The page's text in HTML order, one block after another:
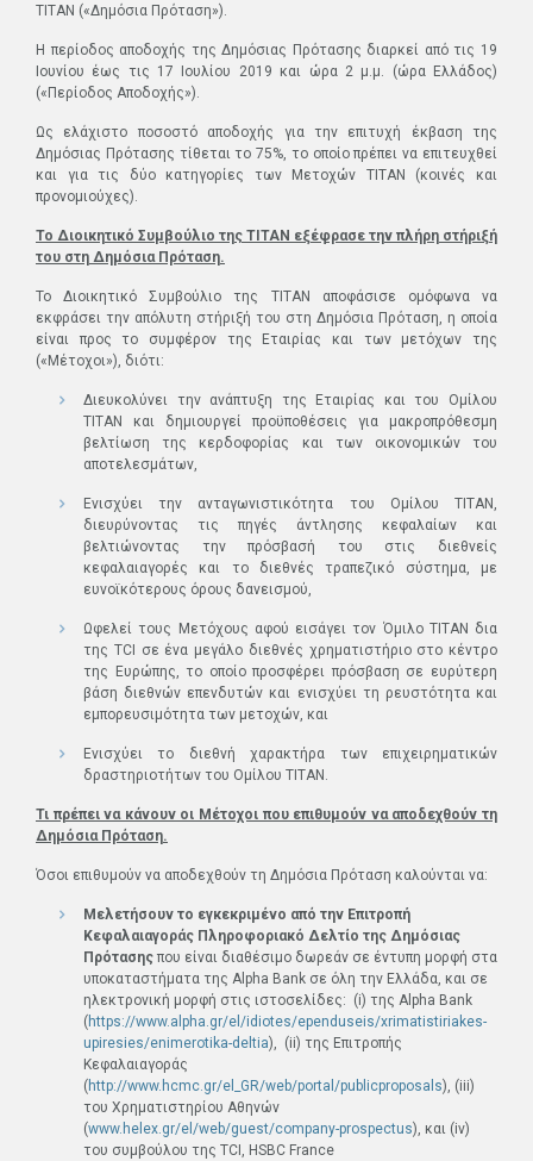
ΤΙΤΑΝ («Δημόσια Πρόταση»).
Η περίοδος αποδοχής της Δημόσιας Πρότασης διαρκεί από τις 19
Ιουνίου έως τις 17 Ιουλίου 2019 και ώρα 2 μ.μ. (ώρα Ελλάδος)
(«Περίοδος Αποδοχής»).
Ως ελάχιστο ποσοστό αποδοχής για την επιτυχή έκβαση της
Δημόσιας Πρότασης τίθεται το 75%, το οποίο πρέπει να επιτευχθεί
και για τις δύο κατηγορίες των Μετοχών ΤΙΤΑΝ (κοινές και
προνομιούχες).
Το Διοικητικό Συμβούλιο της ΤΙΤΑΝ εξέφρασε την πλήρη στήριξή
του στη Δημόσια Πρόταση.
Το Διοικητικό Συμβούλιο της ΤΙΤΑΝ αποφάσισε ομόφωνα να
εκφράσει την απόλυτη στήριξή του στη Δημόσια Πρόταση, η οποία
είναι προς το συμφέρον της Εταιρίας και των μετόχων της
(«Μέτοχοι»), διότι:
Διευκολύνει την ανάπτυξη της Εταιρίας και του Ομίλου
ΤΙΤΑΝ και δημιουργεί προϋποθέσεις για μακροπρόθεσμη
βελτίωση της κερδοφορίας και των οικονομικών του
αποτελεσμάτων,
Ενισχύει την ανταγωνιστικότητα του Ομίλου ΤΙΤΑΝ,
διευρύνοντας τις πηγές άντλησης κεφαλαίων και
βελτιώνοντας την πρόσβασή του στις διεθνείς
κεφαλαιαγορές και το διεθνές τραπεζικό σύστημα, με
ευνοϊκότερους όρους δανεισμού,
Ωφελεί τους Μετόχους αφού εισάγει τον Όμιλο ΤΙΤΑΝ δια
της TCI σε ένα μεγάλο διεθνές χρηματιστήριο στο κέντρο
της Ευρώπης, το οποίο προσφέρει πρόσβαση σε ευρύτερη
βάση διεθνών επενδυτών και ενισχύει τη ρευστότητα και
εμπορευσιμότητα των μετοχών, και
Ενισχύει το διεθνή χαρακτήρα των επιχειρηματικών
δραστηριοτήτων του Ομίλου ΤΙΤΑΝ.
Τι πρέπει να κάνουν οι Μέτοχοι που επιθυμούν να αποδεχθούν τη
Δημόσια Πρόταση.
Όσοι επιθυμούν να αποδεχθούν τη Δημόσια Πρόταση καλούνται να:
Μελετήσουν το εγκεκριμένο από την Επιτροπή
Κεφαλαιαγοράς Πληροφοριακό Δελτίο της Δημόσιας
Πρότασης που είναι διαθέσιμο δωρεάν σε έντυπη μορφή στα
υποκαταστήματα της Alpha Bank σε όλη την Ελλάδα, και σε
ηλεκτρονική μορφή στις ιστοσελίδες: (i) της Αlpha Bank
(https://www.alpha.gr/el/idiotes/ependuseis/xrimatistiriakes-
upiresies/enimerotika-deltia), (ii) της Επιτροπής
Κεφαλαιαγοράς
(http://www.hcmc.gr/el_GR/web/portal/publicproposals), (iii)
του Χρηματιστηρίου Αθηνών
(www.helex.gr/el/web/guest/company-prospectus), και (iv)
του συμβούλου της TCI, HSBC France